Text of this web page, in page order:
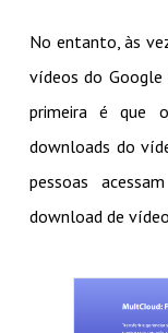
No entanto, às
vídeos do Google
primeira é que
downloads do
pessoas
download de